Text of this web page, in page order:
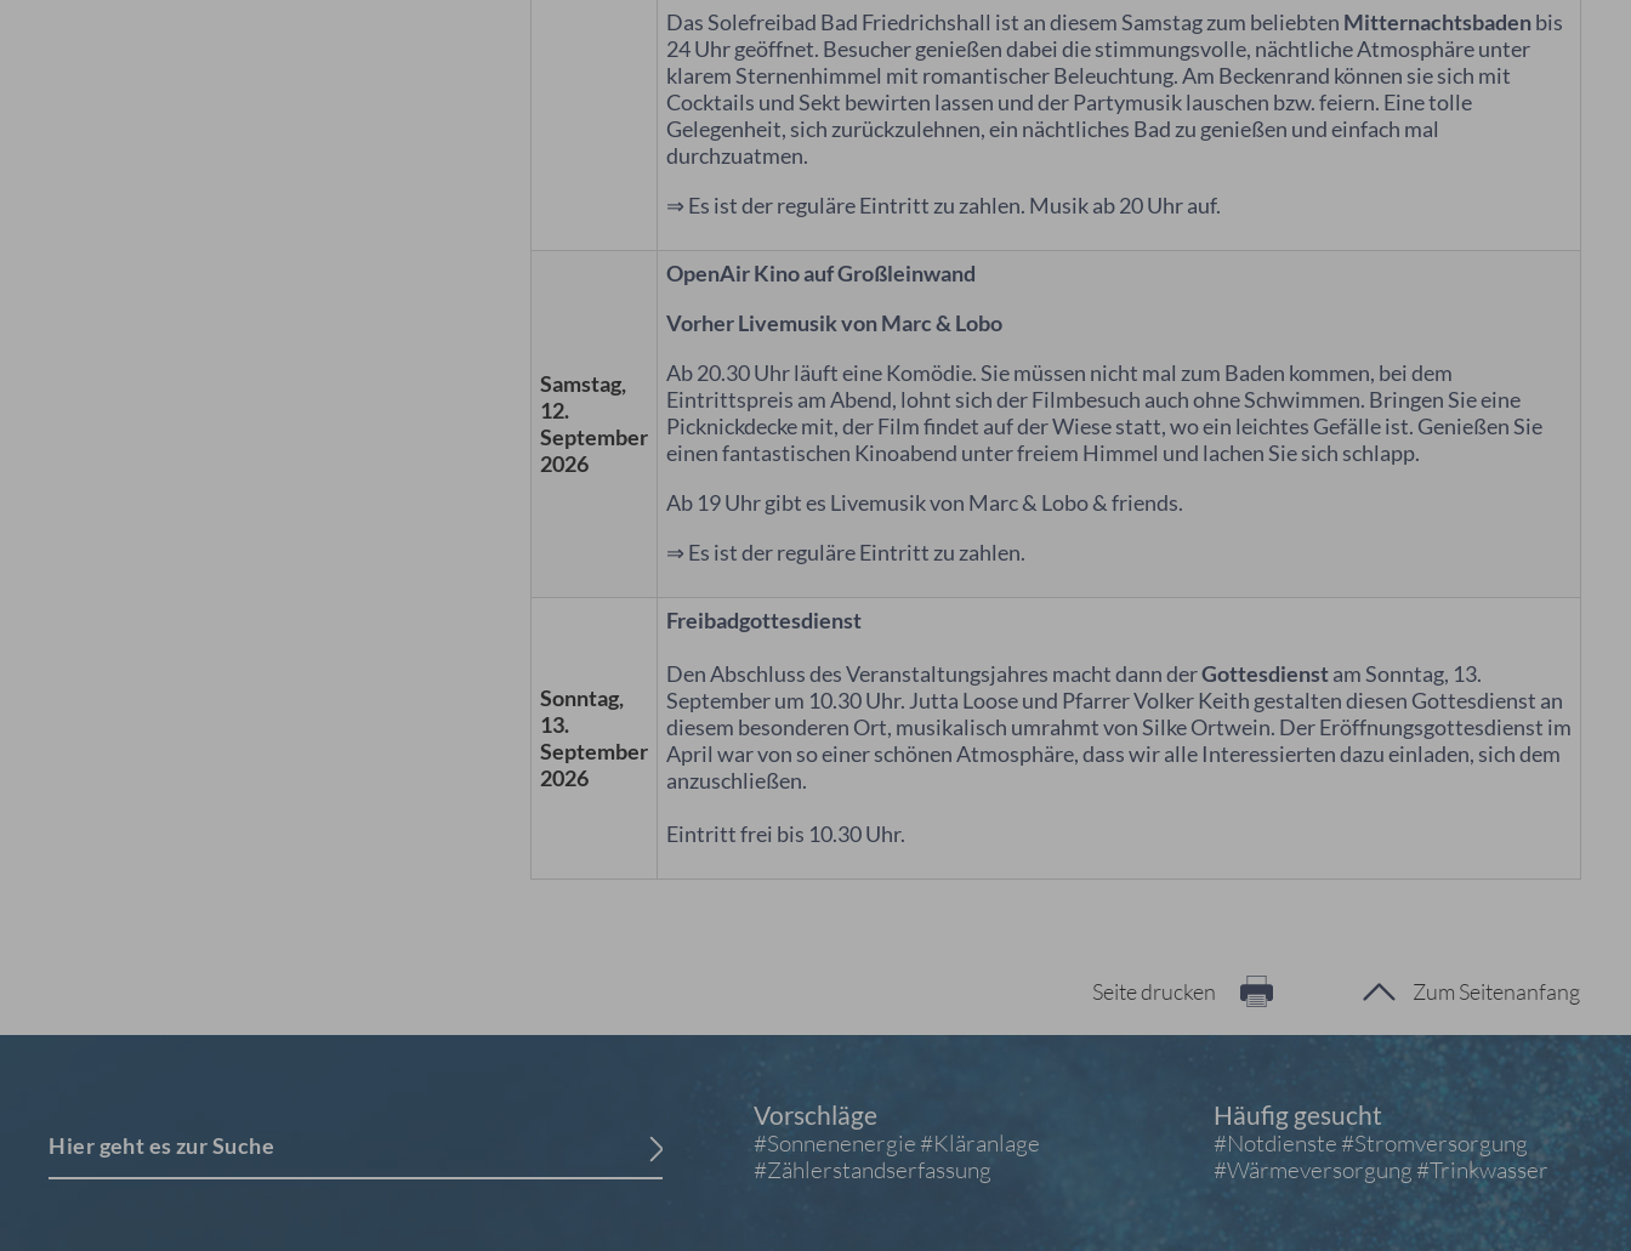
Das Solefreibad Bad Friedrichshall ist an diesem Samstag zum beliebten Mitternachtsbadenbis
24 Uhr geöffnet. Besucher genießen dabei die stimmungsvolle, nächtliche Atmosphäre unter
klarem Sternenhimmel mit romantischer Beleuchtung. Am Beckenrand können sie sich mit
Cocktails und Sekt bewirten lassen und der Partymusik lauschen bzw. feiern. Eine tolle
Gelegenheit, sich zurückzulehnen, ein nächtliches Bad zu genießen und einfach mal
durchzuatmen.
⇒ Es ist der reguläre Eintritt zu zahlen. Musik ab 20 Uhr auf.
Samstag,
12.
September
2026
OpenAir Kino auf Großleinwand
Vorher Livemusik von Marc & Lobo
Ab 20.30 Uhr läuft eine Komödie. Sie müssen nicht mal zum Baden kommen, bei dem
Eintrittspreis am Abend, lohnt sich der Filmbesuch auch ohne Schwimmen. Bringen Sie eine
Picknickdecke mit, der Film findet auf der Wiese statt, wo ein leichtes Gefälle ist. Genießen Sie
einen fantastischen Kinoabend unter freiem Himmel und lachen Sie sich schlapp.
Ab 19 Uhr gibt es Livemusik von Marc & Lobo & friends.
⇒ Es ist der reguläre Eintritt zu zahlen.
Sonntag,
13.
September
2026
Freibadgottesdienst
Den Abschluss des Veranstaltungsjahres macht dann derGottesdienstam Sonntag, 13.
September um 10.30 Uhr. Jutta Loose und Pfarrer Volker Keith gestalten diesen Gottesdienst an
diesem besonderen Ort, musikalisch umrahmt von Silke Ortwein. Der Eröffnungsgottesdienst im
April war von so einer schönen Atmosphäre, dass wir alle Interessierten dazu einladen, sich dem
anzuschließen.
Eintritt frei bis 10.30 Uhr.
Zum Seitenanfang
Seite drucken
Hier geht es zur Suche
Vorschläge
#Sonnenenergie #Kläranlage
#Zählerstandserfassung
Häufig gesucht
#Notdienste #Stromversorgung
#Wärmeversorgung #Trinkwasser